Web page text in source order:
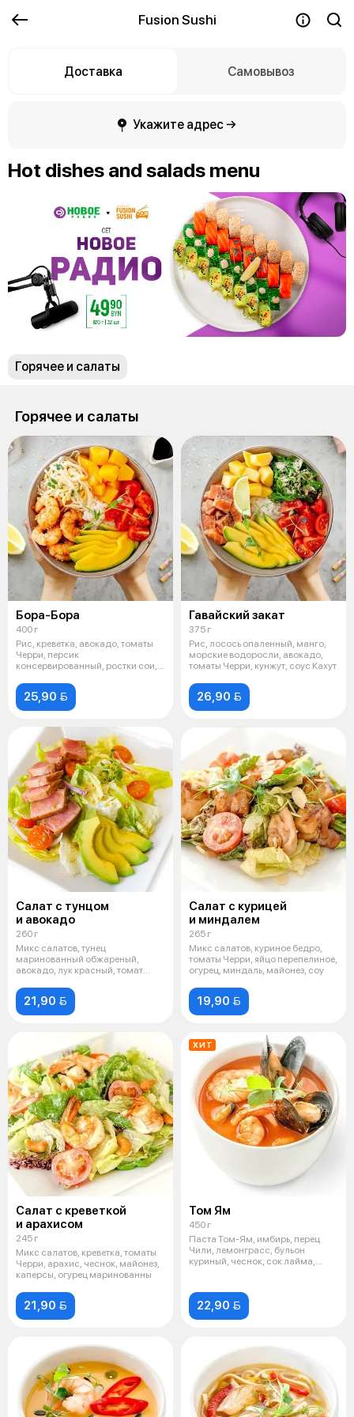
Fusion Sushi
Доставка Самовывоз
Укажите адрес →
Hot dishes and salads menu
Горячее и салаты
Горячее и салаты
Бора-Бора
400 г
Рис, креветка, авокадо, томаты
Черри, персик
консервированный, ростки сои,
25,90 
Гавайский закат
375 г
Рис, лосось опаленный, манго,
морские водоросли, авокадо,
томаты Черри, кунжут, соус Кахут
26,90 
Салат с тунцом
и авокадо
260 г
Микс салатов, тунец
маринованный обжареный,
авокадо, лук красный, томат
21,90 
Салат с курицей
и миндалем
265 г
Микс салатов, куриное бедро,
томаты Черри, яйцо перепелиное,
огурец, миндаль, майонез, соу
19,90 
Салат с креветкой
и арахисом
245 г
Микс салатов, креветка, томаты
Черри, арахис, чеснок, майонез,
каперсы, огурец маринованны
21,90 
ХИТ
Том Ям
450 г
Паста Том-Ям, имбирь, перец
Чили, лемонграсс, бульон
куриный, чеснок, сок лайма,
22,90 